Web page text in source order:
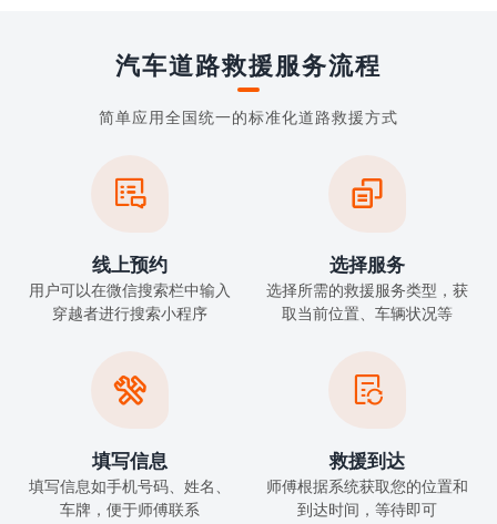
汽车道路救援服务流程
简单应用全国统一的标准化道路救援方式

线上预约
用户可以在微信搜索栏中输入
穿越者进行搜索小程序

选择服务
选择所需的救援服务类型，获
取当前位置、车辆状况等

填写信息
填写信息如手机号码、姓名、
车牌，便于师傅联系

救援到达
师傅根据系统获取您的位置和
到达时间，等待即可